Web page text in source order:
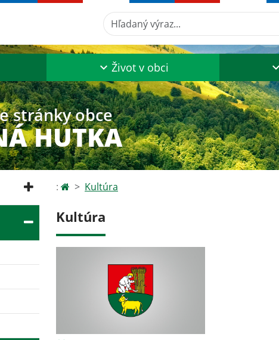
Hľadaný výraz...
Život v obci
stránky obce
HUTKA
: Kultúra
Kultúra